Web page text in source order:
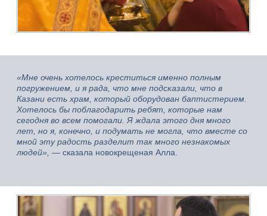
«Мне очень хотелось креститься именно полным
погружением, и я рада, что мне подсказали, что в
Казани есть храм, который оборудован баптистерием.
Хотелось бы поблагодарить ребят, которые нам
сегодня во всем помогали. Я ждала этого дня много
лет, но я, конечно, и подумать не могла, что вместе со
мной эту радость разделит так много незнакомых
людей», — сказала новокрещеная Алла.